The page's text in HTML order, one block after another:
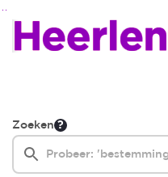
Zoeken